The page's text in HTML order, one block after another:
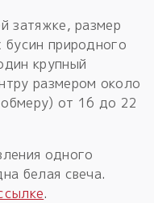
затяжке, размер
природного
крупный
размером около
от 16 до 22
одного
белая свеча.
.